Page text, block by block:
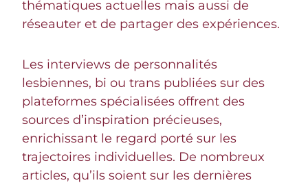
thématiques actuelles mais aussi de
réseauter et de partager des expériences.
Les interviews de personnalités
lesbiennes, bi ou trans publiées sur des
plateformes spécialisées offrent des
sources d’inspiration précieuses,
enrichissant le regard porté sur les
trajectoires individuelles. De nombreux
articles, qu’ils soient sur les dernières